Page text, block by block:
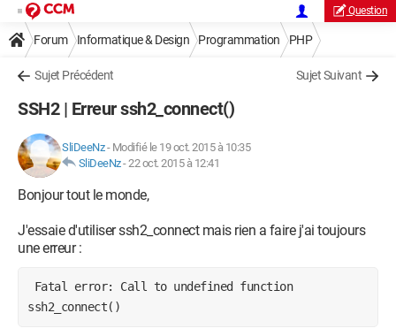
Question
Forum Informatique & Design Programmation PHP
Sujet Précédent Sujet Suivant
SSH2 | Erreur ssh2_connect()
SliDeeNz- Modifié le 19 oct. 2015 à 10:35
SliDeeNz-22 oct. 2015 à 12:41
Bonjour tout le monde,
J'essaie d'utiliser ssh2_connect mais rien a faire j'ai toujours
une erreur :
ssh2_connect()